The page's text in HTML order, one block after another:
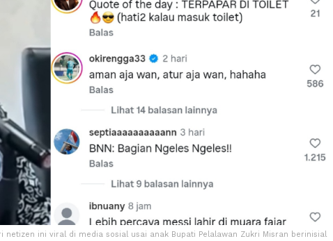
ini viral di media sosial usai anak Bupati Pelalawan Zukri Misran berinisial